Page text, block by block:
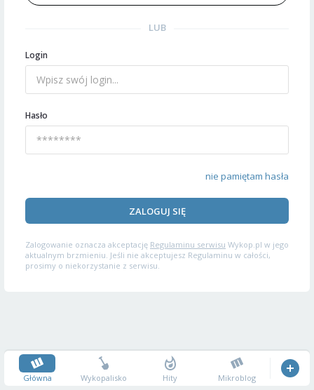
LUB
Login
Hasło
nie pamiętam hasła
ZALOGUJ SIĘ
Zalogowanie oznacza akceptację Regulaminu serwisu Wykop.pl w jego
aktualnym brzmieniu. Jeśli nie akceptujesz Regulaminu w całości,
prosimy o niekorzystanie z serwisu.
Główna Wykopalisko Hity Mikroblog